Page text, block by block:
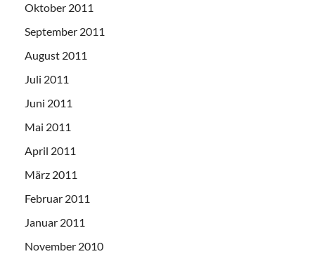
Oktober 2011
September 2011
August 2011
Juli 2011
Juni 2011
Mai 2011
April 2011
März 2011
Februar 2011
Januar 2011
November 2010